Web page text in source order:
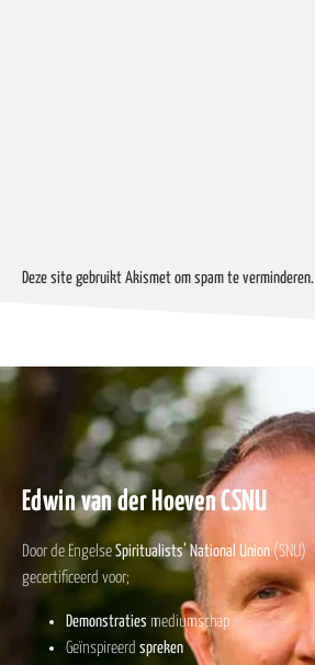
Deze site gebruikt Akismet om spam te verminderen.
Edwin van der Hoeven CSNU
Door de Engelse Spiritualists’ National Union(SNU)
gecertificeerd voor;
Demonstraties mediumschap
Geïnspireerd spreken